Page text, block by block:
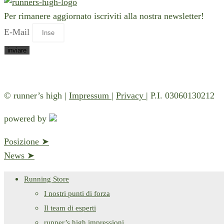
Per rimanere aggiornato iscriviti alla nostra newsletter!
E-Mail
inviare
© runner’s high | Impressum | Privacy | P.I. 03060130212
powered by
Posizione ➤
News ➤
Running Store
I nostri punti di forza​
Il team di esperti